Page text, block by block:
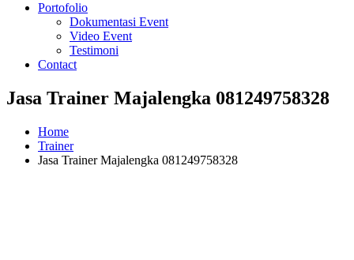
Portofolio
Dokumentasi Event
Video Event
Testimoni
Contact
Jasa Trainer Majalengka 081249758328
Home
Trainer
Jasa Trainer Majalengka 081249758328